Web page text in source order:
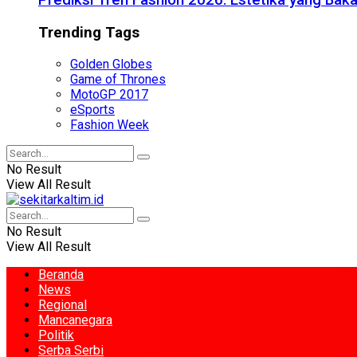
Trending Tags
Golden Globes
Game of Thrones
MotoGP 2017
eSports
Fashion Week
No Result
View All Result
No Result
View All Result
Beranda
News
Regional
Mancanegara
Politik
Serba Serbi